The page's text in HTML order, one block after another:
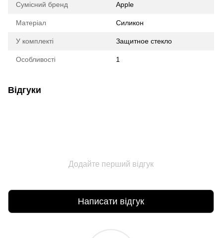
Сумісний бренд Apple
Матеріал Силикон
У комплекті Защитное стекло
Особливості 1
Відгуки
Додайте перший відгук
Написати відгук